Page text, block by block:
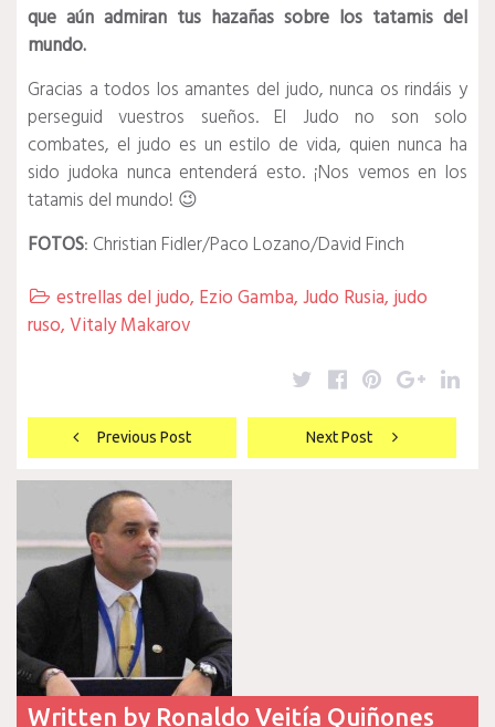
que aún admiran tus hazañas sobre los tatamis del
mundo.
Gracias a todos los amantes del judo, nunca os rindáis y
perseguid vuestros sueños. El Judo no son solo
combates, el judo es un estilo de vida, quien nunca ha
sido judoka nunca entenderá esto. ¡Nos vemos en los
tatamis del mundo! 😉
FOTOS: Christian Fidler/Paco Lozano/David Finch
 estrellas del judo, Ezio Gamba,Judo Rusia,judo
ruso,Vitaly Makarov
Navegación
de
entradas
Previous Post Next Post
Twitter
Facebook
Pinterest
Written by Ronaldo Veitía Quiñones